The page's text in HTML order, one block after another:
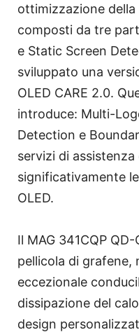
ottimizzazione
composti da tre
e Static Screen
sviluppato una
OLED CARE 2.0.
introduce: Multi-
Detection e
servizi di
significativamente
OLED.
Il MAG 341CQP
pellicola di grafene,
eccezionale
dissipazione del
design